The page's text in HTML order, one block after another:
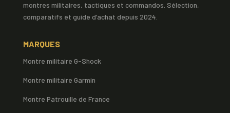
montres militaires, tactiques et commandos. Sélection,
comparatifs et guide d’achat depuis 2024.
MARQUES
Montre militaire G-Shock
Montre militaire Garmin
Montre Patrouille de France